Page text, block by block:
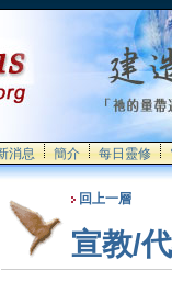
消息 簡介 每日靈修
回上一層
宣教/